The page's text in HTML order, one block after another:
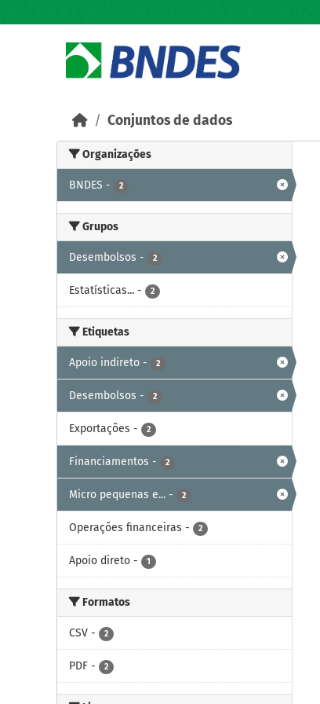
Conjuntos de dados
Organizações
BNDES - 2
Grupos
Desembolsos - 2
Estatísticas... - 2
Etiquetas
Apoio indireto - 2
Desembolsos - 2
Exportações - 2
Financiamentos - 2
Micro pequenas e... - 2
Operações financeiras - 2
Apoio direto - 1
Formatos
CSV - 2
PDF - 2